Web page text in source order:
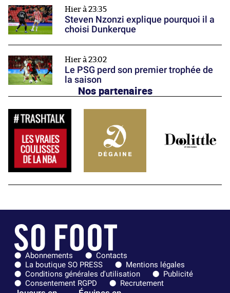
Hier à 23:35
Steven Nzonzi explique pourquoi il a
choisi Dunkerque
Hier à 23:02
Le PSG perd son premier trophée de
la saison
Nos partenaires
Abonnements
Contacts
La boutique SO PRESS
Mentions légales
Conditions générales d'utilisation
Publicité
Consentement RGPD
Recrutement